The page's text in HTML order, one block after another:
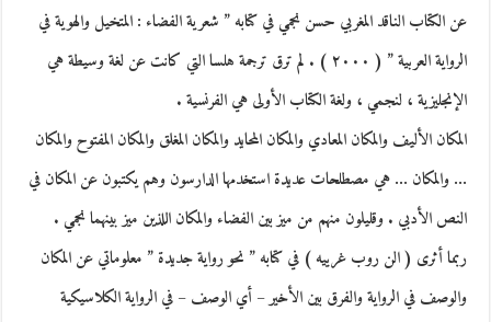
عن الكتاب الناقد المغربي حسن نجمي في كتابه ” شعرية الفضاء : المتخيل والهوية في
الرواية العربية ” ( ٢٠٠٠ ) . لم ترق ترجمة هلسا التي كانت عن لغة وسيطة هي
الإنجليزية ، لنجمي ، ولغة الكتاب الأولى هي الفرنسية .
المكان الأليف والمكان المعادي والمكان المحايد والمكان المغلق والمكان المفتوح والمكان
… والمكان … هي مصطلحات عديدة استخدمها الدارسون وهم يكتبون عن المكان في
النص الأدبي . وقليلون منهم من ميز بين الفضاء والمكان اللذين ميز بينهما نجمي .
ربما أثرى ( الن روب غرييه ) في كتابه ” نحو رواية جديدة ” معلوماتي عن المكان
والوصف في الرواية والفرق بين الأخير – أي الوصف – في الرواية الكلاسيكية